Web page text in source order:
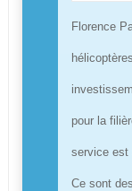
Florence
pour la
service est
Ce sont